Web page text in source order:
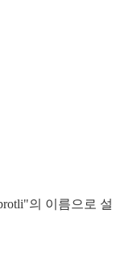
의 이름으로 설